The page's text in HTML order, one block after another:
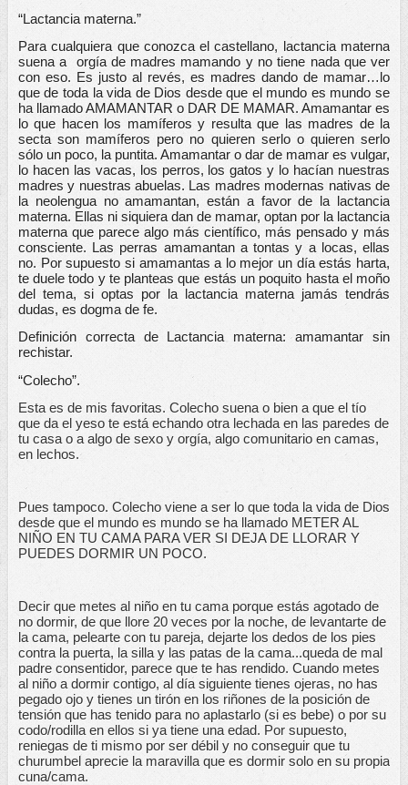
“Lactancia materna.”
Para cualquiera que conozca el castellano, lactancia materna
suena a  orgía de madres mamando y no tiene nada que ver
con eso. Es justo al revés, es madres dando de mamar…lo
que de toda la vida de Dios desde que el mundo es mundo se
ha llamado AMAMANTAR o DAR DE MAMAR. Amamantar es
lo que hacen los mamíferos y resulta que las madres de la
secta son mamíferos pero no quieren serlo o quieren serlo
sólo un poco, la puntita. Amamantar o dar de mamar es vulgar,
lo hacen las vacas, los perros, los gatos y lo hacían nuestras
madres y nuestras abuelas. Las madres modernas nativas de
la neolengua no amamantan, están a favor de la lactancia
materna. Ellas ni siquiera dan de mamar, optan por la lactancia
materna que parece algo más científico, más pensado y más
consciente. Las perras amamantan a tontas y a locas, ellas
no. Por supuesto si amamantas a lo mejor un día estás harta,
te duele todo y te planteas que estás un poquito hasta el moño
del tema, si optas por la lactancia materna jamás tendrás
dudas, es dogma de fe.
Definición correcta de Lactancia materna: amamantar sin
rechistar.
“Colecho”.
Esta es de mis favoritas. Colecho suena o bien a que el tío
que da el yeso te está echando otra lechada en las paredes de
tu casa o a algo de sexo y orgía, algo comunitario en camas,
en lechos.
Pues tampoco. Colecho viene a ser lo que toda la vida de Dios
desde que el mundo es mundo se ha llamado METER AL
NIÑO EN TU CAMA PARA VER SI DEJA DE LLORAR Y
PUEDES DORMIR UN POCO.
Decir que metes al niño en tu cama porque estás agotado de
no dormir, de que llore 20 veces por la noche, de levantarte de
la cama, pelearte con tu pareja, dejarte los dedos de los pies
contra la puerta, la silla y las patas de la cama...queda de mal
padre consentidor, parece que te has rendido. Cuando metes
al niño a dormir contigo, al día siguiente tienes ojeras, no has
pegado ojo y tienes un tirón en los riñones de la posición de
tensión que has tenido para no aplastarlo (si es bebe) o por su
codo/rodilla en ellos si ya tiene una edad. Por supuesto,
reniegas de ti mismo por ser débil y no conseguir que tu
churumbel aprecie la maravilla que es dormir solo en su propia
cuna/cama.